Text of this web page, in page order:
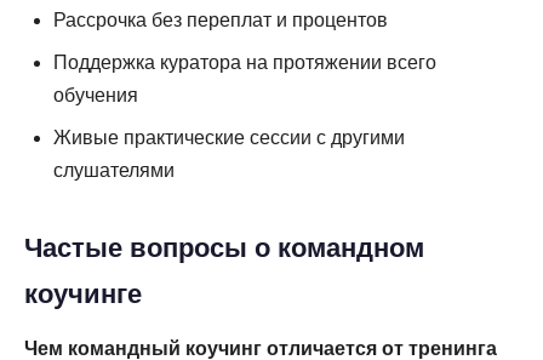
Рассрочка без переплат и процентов
Поддержка куратора на протяжении всего
обучения
Живые практические сессии с другими
слушателями
Частые вопросы о командном
коучинге
Чем командный коучинг отличается от тренинга